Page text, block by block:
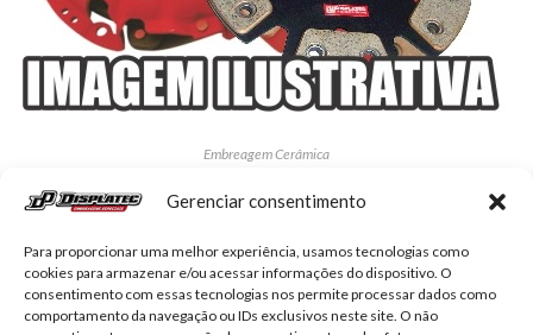
Gerenciar consentimento
Para proporcionar uma melhor experiência, usamos tecnologias como
cookies para armazenar e/ou acessar informações do dispositivo. O
consentimento com essas tecnologias nos permite processar dados como
comportamento da navegação ou IDs exclusivos neste site. O não
Embreagem Cerâmica
Adicionar ao carrinho